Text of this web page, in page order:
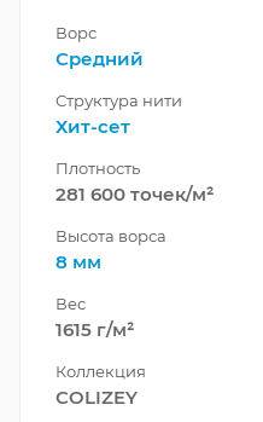
Ворс
Средний
Структура нити
Хит-сет
Плотность
281 600 точек/м²
Высота ворса
8 мм
Вес
1615 г/м²
Коллекция
COLIZEY